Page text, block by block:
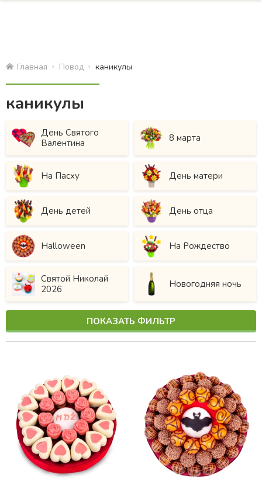
Главная Повод каникулы
каникулы
День Святого
Валентина
8 марта
На Пасху День матери
День детей День отца
Halloween На Рождество
Святой Николай
2026
Новогодняя ночь
ПОКАЗАТЬ ФИЛЬТР